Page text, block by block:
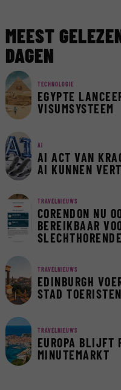
MEEST
DAGEN
TECHNOLOGIE
EGYPTE
VISUMSYSTEEM
AI
AI ACT VAN
AI KUNNEN
TRAVELNIEUWS
CORENDON NU
BEREIKBAAR
TRAVELNIEUWS
EDINBURGH
STAD
TRAVELNIEUWS
EUROPA BLIJFT
MINUTEMARKT